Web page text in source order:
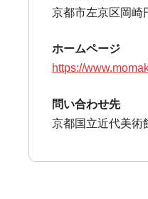
京都市左京区岡崎
ホームページ
https://
問い合わせ先
京都国立近代美術